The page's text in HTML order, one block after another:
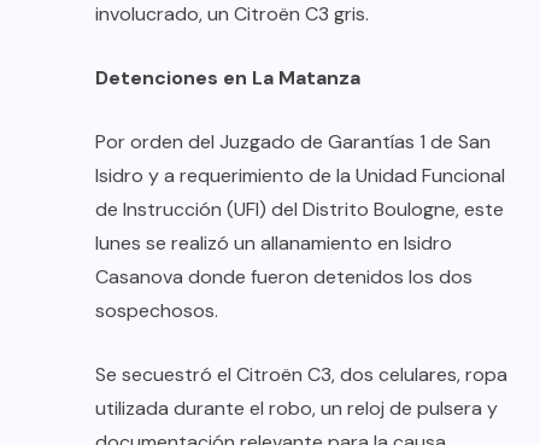
involucrado, un Citroën C3 gris.
Detenciones en La Matanza
Por orden del Juzgado de Garantías 1 de San
Isidro y a requerimiento de la Unidad Funcional
de Instrucción (UFI) del Distrito Boulogne, este
lunes se realizó un allanamiento en Isidro
Casanova donde fueron detenidos los dos
sospechosos.
Se secuestró el Citroën C3, dos celulares, ropa
utilizada durante el robo, un reloj de pulsera y